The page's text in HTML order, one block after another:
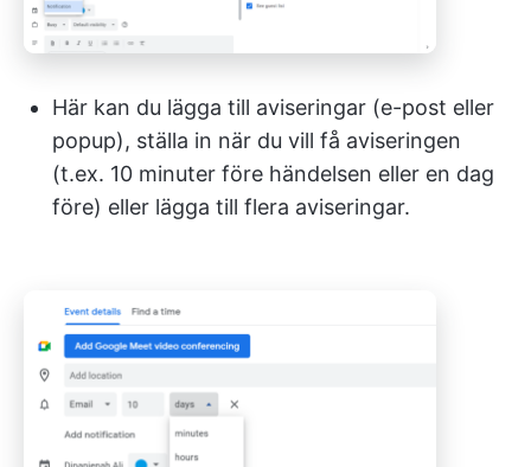
Här kan du lägga till aviseringar (e-post eller
popup), ställa in när du vill få aviseringen
(t.ex. 10 minuter före händelsen eller en dag
före) eller lägga till flera aviseringar.